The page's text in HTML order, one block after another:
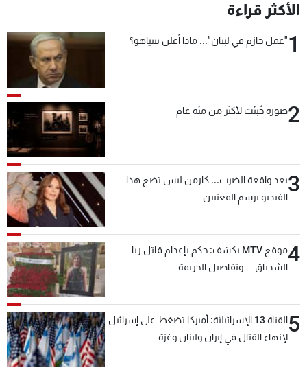
الأكثر قراءة
1"عمل حازم في لبنان"... ماذا أعلن نتنياهو؟
2صورة خُبئت لأكثر من مئة عام
3بعد واقعة الضرب... كارمن لبس تضع هذا
الفيديو برسم المعنيين
4
موقع MTV يكشف: حكم بإعدام قاتل ريا
الشدياق… وتفاصيل الجريمة
5
القناة 13 الإسرائيليّة: أميركا تضغط على إسرائيل
لإنهاء القتال في إيران ولبنان وغزة